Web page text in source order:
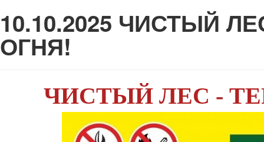
10.10.2025 ЧИСТЫЙ
ОГНЯ!
ЧИСТЫЙ ЛЕС -